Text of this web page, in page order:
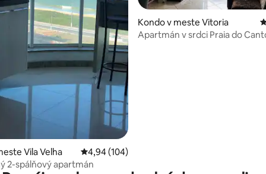
z 5, počet hodnotení: 144
Vila Velha Priemerné ohodnotenie 4,94 z 5, počet
4,94 (104)
2-spálňový apartmán
Kondo v meste Vitoria
Apartmán v srdci Praia do